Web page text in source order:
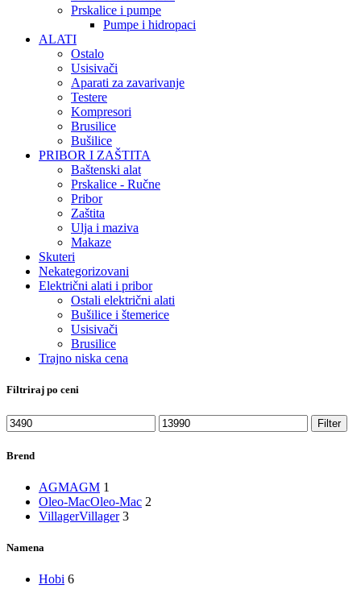
Prskalice i pumpe
Pumpe i hidropaci
ALATI
Ostalo
Usisivači
Aparati za zavarivanje
Testere
Kompresori
Brusilice
Bušilice
PRIBOR I ZAŠTITA
Baštenski alat
Prskalice - Ručne
Pribor
Zaštita
Ulja i maziva
Makaze
Skuteri
Nekategorizovani
Električni alati i pribor
Ostali električni alati
Bušilice i štemerice
Usisivači
Brusilice
Trajno niska cena
Filtriraj po ceni
Minimalna
cena
Maksimalna
cena
Filter
Brend
AGMAGM 1
Oleo-MacOleo-Mac 2
VillagerVillager 3
Namena
Hobi 6